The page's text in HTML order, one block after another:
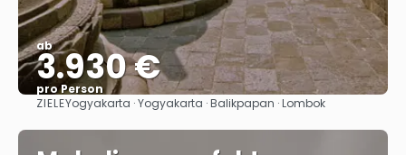
ab
3.930 €
pro Person
Sehen
ZIELEYogyakarta · Yogyakarta · Balikpapan · Lombok